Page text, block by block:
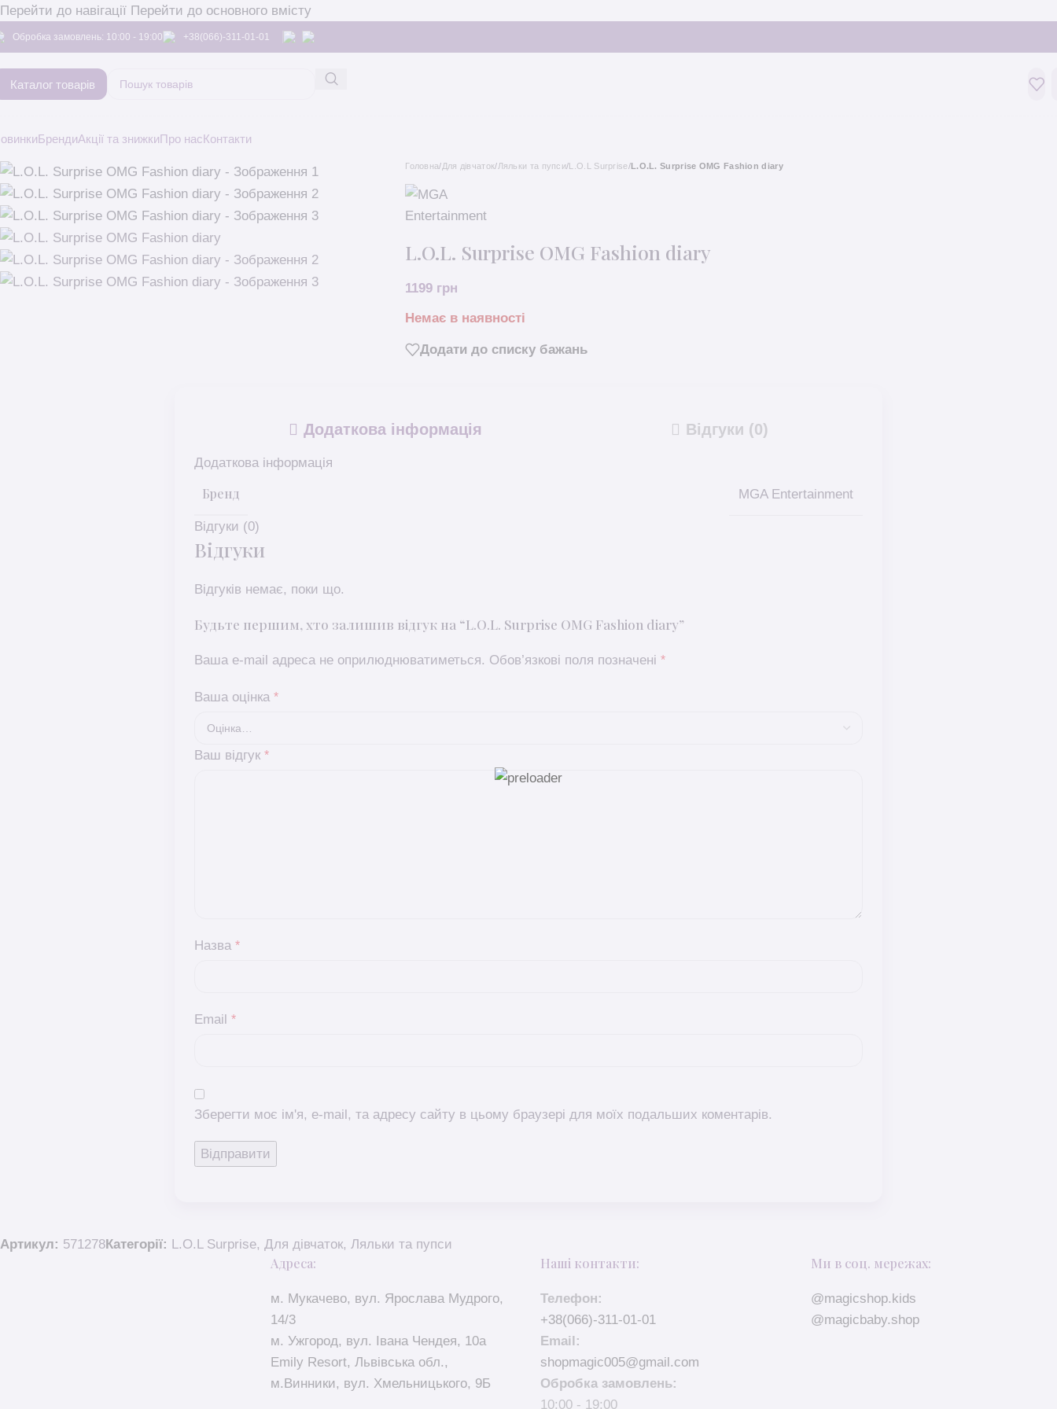
Перейти до навігації Перейти до основного вмісту
Обробка замовлень: 10:00 - 19:00 +38(066)-311-01-01
Каталог товарів
БрендиАкції та знижкиПро насКонтакти
Головна/Для дівчаток/Ляльки та пупси/L.O.L Surprise/L.O.L. Surprise OMG Fashion diary
L.O.L. Surprise OMG Fashion diary
1199 грн
Немає в наявності
Додати до списку бажань
Додаткова інформація Відгуки (0)
Додаткова інформація
Бренд MGA Entertainment
Відгуки (0)
Відгуки
Відгуків немає, поки що.
Будьте першим, хто залишив відгук на “L.O.L. Surprise OMG Fashion diary”
Ваша e-mail адреса не оприлюднюватиметься. Обов’язкові поля позначені *
Ваша оцінка *
Ваш відгук *
Назва *
Email *
Зберегти моє ім'я, e-mail, та адресу сайту в цьому браузері для моїх подальших коментарів.
Артикул: 571278Категорії: L.O.L Surprise, Для дівчаток, Ляльки та пупси
Адреса:
м. Мукачево, вул. Ярослава Мудрого,
14/3
м. Ужгород, вул. Івана Чендея, 10а
Emily Resort, Львівська обл.,
м.Винники, вул. Хмельницького, 9Б
Наші контакти:
Телефон:
+38(066)-311-01-01
Email:
shopmagic005@gmail.com
Обробка замовлень:
10:00 - 19:00
Ми в соц. мережах:
@magicshop.kids
@magicbaby.shop